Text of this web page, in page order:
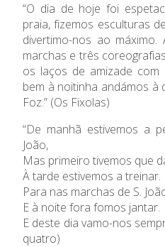
Ano
“O dia de hoje foi
praia, fizemos esculturas
divertimo-nos ao
marchas e três
os laços de amizade
bem à noitinha andámos à
Foz.” (Os Fixolas)
“De manhã estivemos a
João,
Mas primeiro tivemos que
À tarde estivemos a treinar.
Para nas marchas de S.
E à noite fora fomos jantar.
E deste dia vamo-nos
quatro)